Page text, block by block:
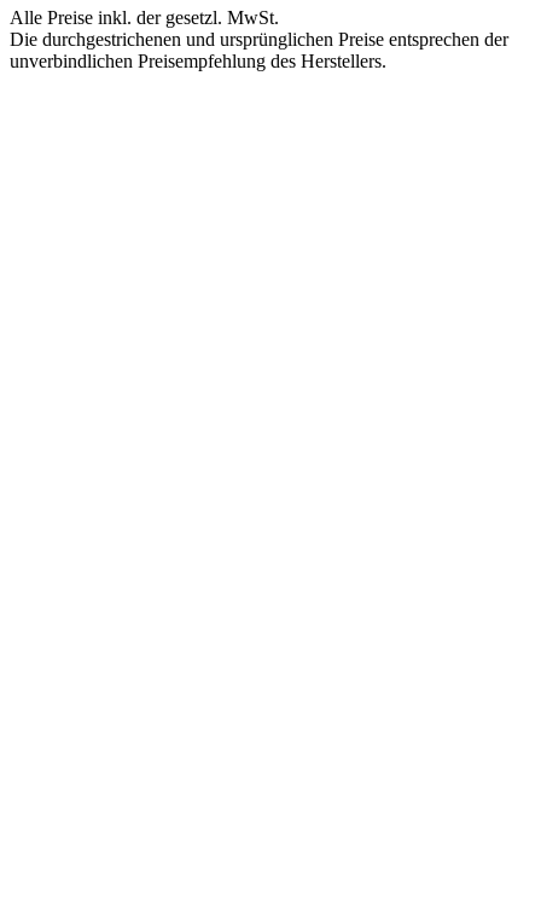
Alle Preise inkl. der gesetzl. MwSt.
Die durchgestrichenen und ursprünglichen Preise entsprechen der
unverbindlichen Preisempfehlung des Herstellers.